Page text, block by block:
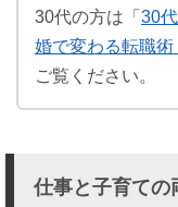
30代の方は「 30
婚で変わる転職
ご覧ください。
仕事と子育ての